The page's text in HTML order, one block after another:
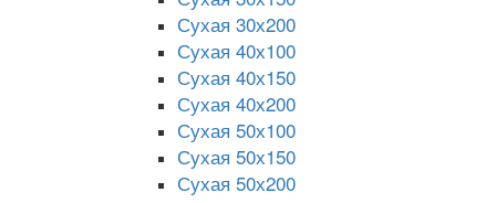
Сухая 30х200
Сухая 40х100
Сухая 40х150
Сухая 40х200
Сухая 50х100
Сухая 50х150
Сухая 50х200